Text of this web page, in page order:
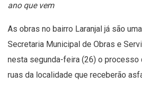
ano que vem
As obras no bairro Laranjal já são
Secretaria Municipal de Obras e
nesta segunda-feira (26) o processo
ruas da localidade que receberão